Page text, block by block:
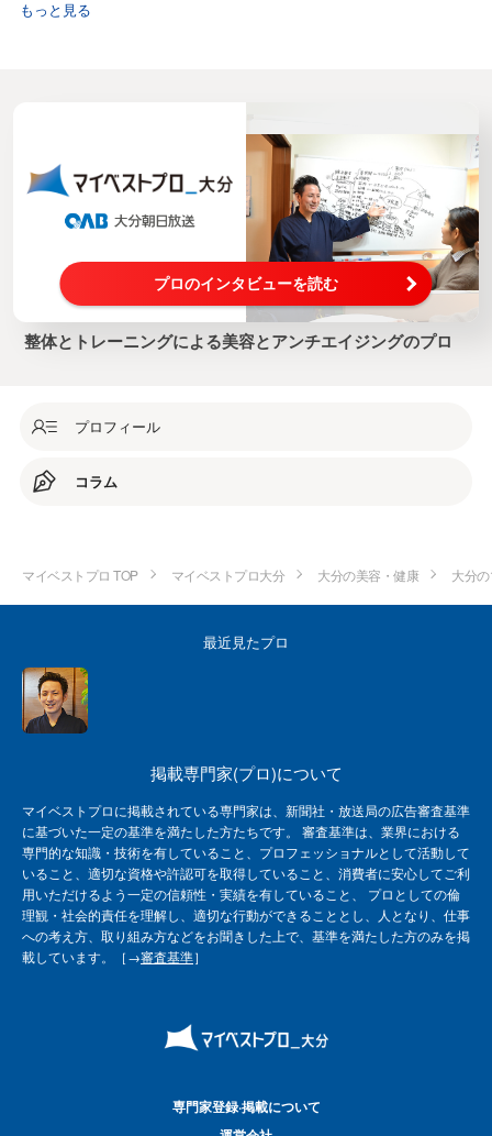
もっと見る
プロのインタビューを読む
整体とトレーニングによる美容とアンチエイジングのプロ
プロフィール
コラム
マイベストプロ TOP マイベストプロ大分 大分の美容・健康 大分
最近見たプロ
掲載専門家(プロ)について
マイベストプロに掲載されている専門家は、新聞社・放送局の広告審査基準
に基づいた一定の基準を満たした方たちです。 審査基準は、業界における
専門的な知識・技術を有していること、プロフェッショナルとして活動して
いること、適切な資格や許認可を取得していること、消費者に安心してご利
用いただけるよう一定の信頼性・実績を有していること、 プロとしての倫
理観・社会的責任を理解し、適切な行動ができることとし、人となり、仕事
への考え方、取り組み方などをお聞きした上で、基準を満たした方のみを掲
載しています。［→審査基準］
専門家登録·掲載について